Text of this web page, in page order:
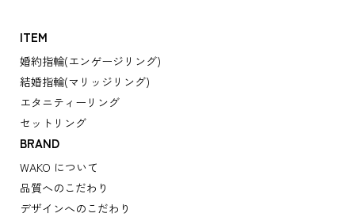
ITEM
婚約指輪(エンゲージリング)
結婚指輪(マリッジリング)
エタニティーリング
セットリング
BRAND
WAKO について
品質へのこだわり
デザインへのこだわり